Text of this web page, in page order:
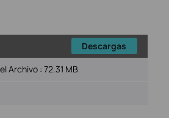
Descargas
Archivo : 72.31 MB